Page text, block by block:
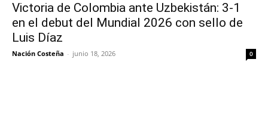
Victoria de Colombia ante Uzbekistán: 3-1
en el debut del Mundial 2026 con sello de
Luis Díaz
Nación Costeña - junio 18, 2026 0